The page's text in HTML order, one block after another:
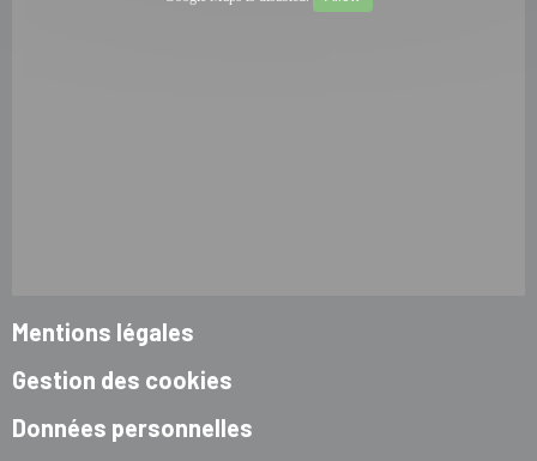
Mentions légales
Gestion des cookies
Données personnelles